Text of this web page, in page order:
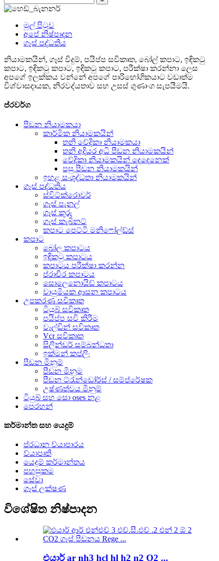
මුල් පිටුව
අපේ නිෂ්පාදන
ගෑස් පද්ධතිය
නියාමකයින්, ගෑස් විදුම්, පයිප්ප සවිකෘත, බෝල් කපාට, ඉඳිකටු
කපාට, ඉඳිකටු කපාට, ඉඳිකටු කපාට, පරීක්ෂා කරන්නා ලෙස
අපගේ ඉලක්කය වන්නේ අපගේ පාරිභෝගිකයාට වඩාත්ම
විශ්වාසදායක, නිරවද්යතාව සහ උසස් ගුණාංග සැපයීමයි.
ප්රවර්ග
පීඩන නියාමකයා
කාර්මික නියාමකයින්
තනි වේදිකා නියාමකයා
තනි අදියර අධි පීඩන නියාමකයින්
වේදිකා නියාමකයින් දෙදෙනෙක්
පසු පීඩන නියාමකයින්
ඉහළ සංශුද්ධතා නියාමකයින්
ගෑස් පද්ධතිය
ස්විට්ක්රොවර්
ගෑස් පැනල්
ගෑස් කූරු
ගෑස් කැබිනට්
කපාට පෙට්ටි මනිෆෝල්ඩ්ස්
කපාට
බෝල කපාටය
ඉඳිකටු කපාටය
කපාටය පරීක්ෂා කරන්න
ප්රාචීර කපාටය
සොලෙනොයිඩ් කපාටය
වායුමියක ආසන කපාටය
උපකරණ සවිකෘත
ටියුබ් සවිකෘත
පයිප්ප සවි කිරීම
වෑල්ඩින් සවිකෘත
Vcr සවිකෘත
සිලින්ඩර් සම්බන්ධතා
ඉක්මන් කප්ලිං
පීඩන මිනුම්
පීඩන මිනුම
පීඩන ට්රැන්ඩෝර්ස් / සම්ප්රේෂක
උෂ්ණත්වය මිනුම්
ටියුබ් සහ සො oses නළ
පෙරහන්
කර්මාන්ත සහ යෙදුම්
ප්රධාන ව්යාපාරය
ව්යාපෘති
යෙදුම් කර්මාන්තය
පහසුකම
සේවා
ගෑස් ලක්ෂණ
විශේෂිත නිෂ්පාදන
එයාර් ar nh3 hcl hl h2 n2 O2 ...